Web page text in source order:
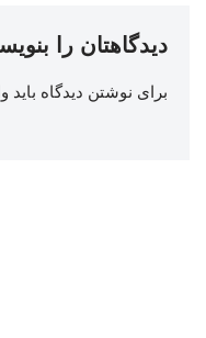
دیدگاهتان را
برای نوشتن دیدگاه باید